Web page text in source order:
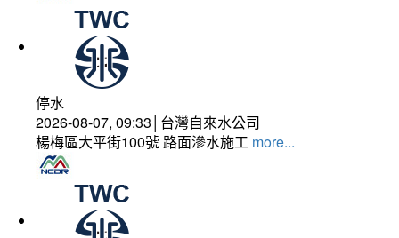
停水
2026-08-07, 09:33│台灣自來水公司
楊梅區大平街100號 路面滲水施工 more...